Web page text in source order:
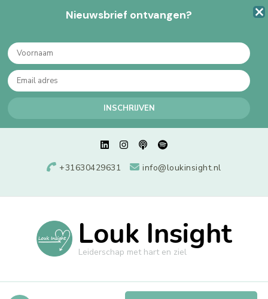
Nieuwsbrief ontvangen?
+31630429631 info@loukinsight.nl
Louk Insight
Leiderschap met hart en ziel